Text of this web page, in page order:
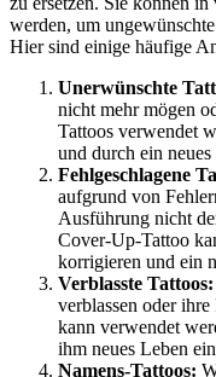
werden, um
Hier sind einige häufige
Unerwünschte
nicht mehr mögen
Tattoos verwendet
und durch ein
Fehlgeschlagene
aufgrund von
Ausführung nicht
Cover-Up-Tattoo
korrigieren und ein
Verblasste Tattoos:
verblassen oder
kann verwendet
ihm neues Leben
Namens-Tattoos: